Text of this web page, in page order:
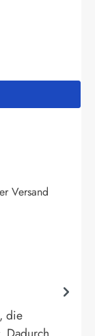
Versand
die